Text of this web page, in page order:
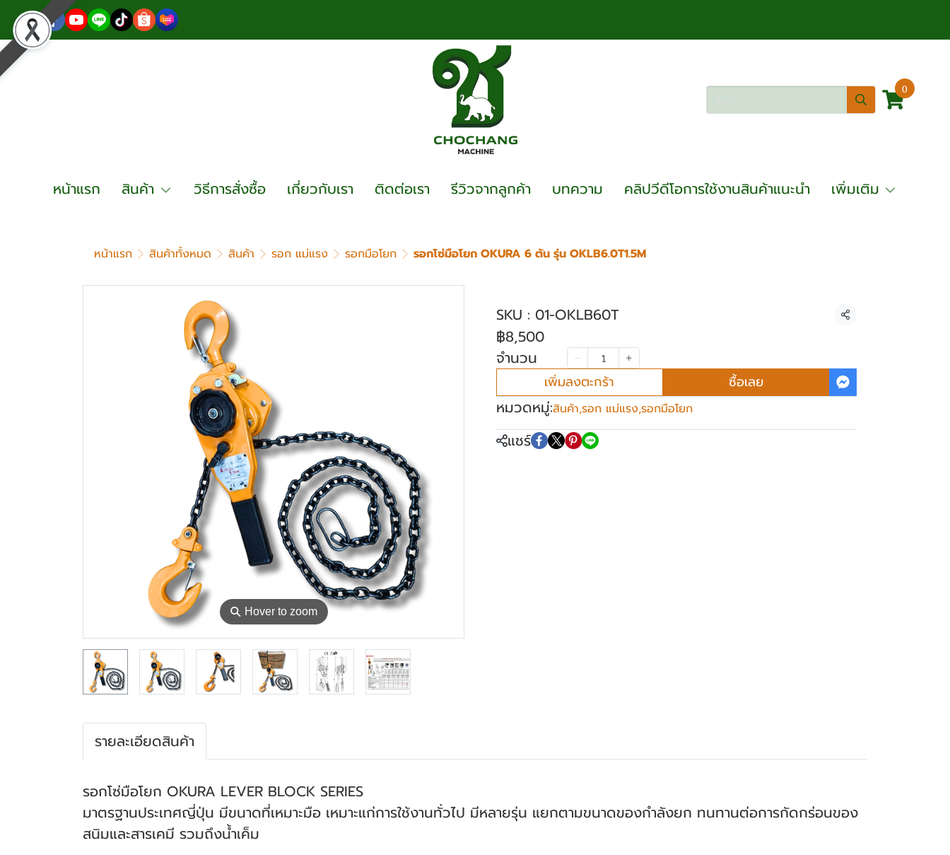
0
หน้าแรก สินค้า วิธีการสั่งซื้อ เกี่ยวกับเรา ติดต่อเรา รีวิวจากลูกค้า บทความ คลิปวีดีโอการใช้งานสินค้าแนะนำ เพิ่มเติม
หน้าแรก สินค้าทั้งหมด สินค้า รอก แม่แรง รอกมือโยก รอกโซ่มือโยก OKURA 6 ตัน รุ่น OKLB6.0T1.5M
⚲ Hover to zoom
SKU : 01-OKLB60T แชร์
฿8,500
จำนวน
เพิ่มลงตะกร้า ซื้อเลย
หมวดหมู่:สินค้า,รอก แม่แรง,รอกมือโยก
แชร์
รายละเอียดสินค้า
รอกโซ่มือโยก OKURA LEVER BLOCK SERIES
มาตรฐานประเทศญี่ปุ่น มีขนาดที่เหมาะมือ เหมาะแก่การใช้งานทั่วไป มีหลายรุ่น แยกตามขนาดของกำลังยก ทนทานต่อการกัดกร่อนของ
สนิมและสารเคมี รวมถึงน้ำเค็ม